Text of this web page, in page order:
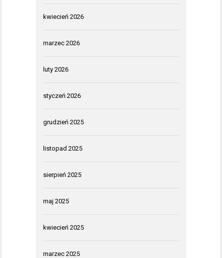
kwiecień 2026
marzec 2026
luty 2026
styczeń 2026
grudzień 2025
listopad 2025
sierpień 2025
maj 2025
kwiecień 2025
marzec 2025